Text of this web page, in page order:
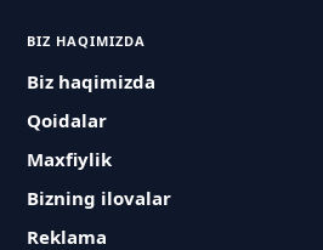
BIZ HAQIMIZDA
Biz haqimizda
Qoidalar
Maxfiylik
Bizning ilovalar
Reklama